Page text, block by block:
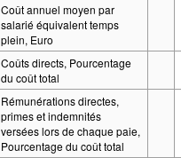
Coût annuel moyen par
salarié équivalent temps
plein, Euro
Coûts directs, Pourcentage
du coût total
Rémunérations directes,
primes et indemnités
versées lors de chaque paie,
Pourcentage du coût total